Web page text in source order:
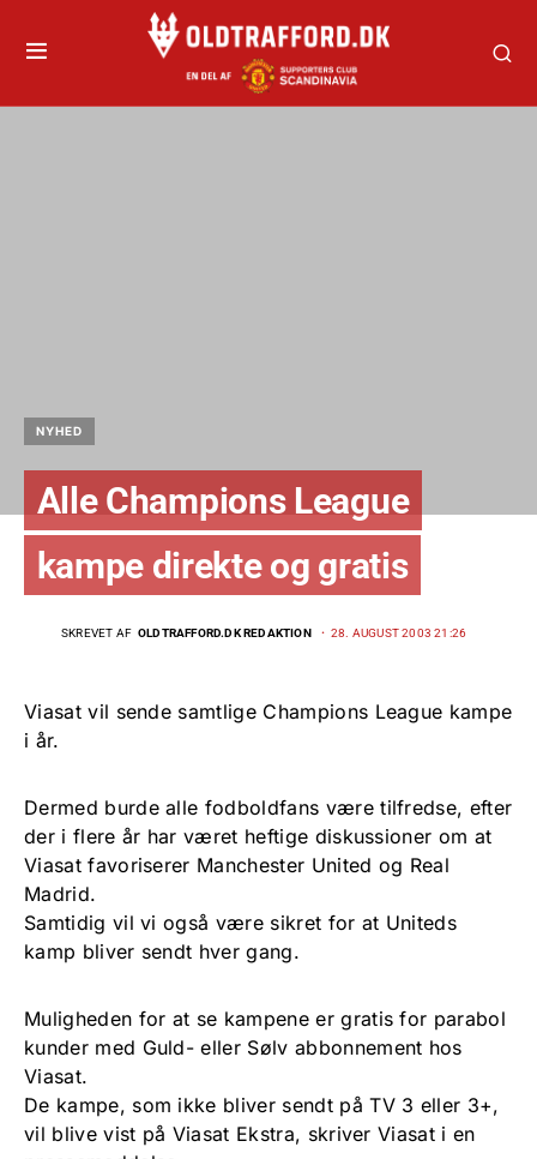
NYHED
Alle Champions League
kampe direkte og gratis
SKREVET AF OLDTRAFFORD.DK REDAKTION 28. AUGUST 2003 21:26
Viasat vil sende samtlige Champions League kampe
i år.
Dermed burde alle fodboldfans være tilfredse, efter
der i flere år har været heftige diskussioner om at
Viasat favoriserer Manchester United og Real
Madrid.
Samtidig vil vi også være sikret for at Uniteds
kamp bliver sendt hver gang.
Muligheden for at se kampene er gratis for parabol
kunder med Guld- eller Sølv abbonnement hos
Viasat.
De kampe, som ikke bliver sendt på TV 3 eller 3+,
vil blive vist på Viasat Ekstra, skriver Viasat i en